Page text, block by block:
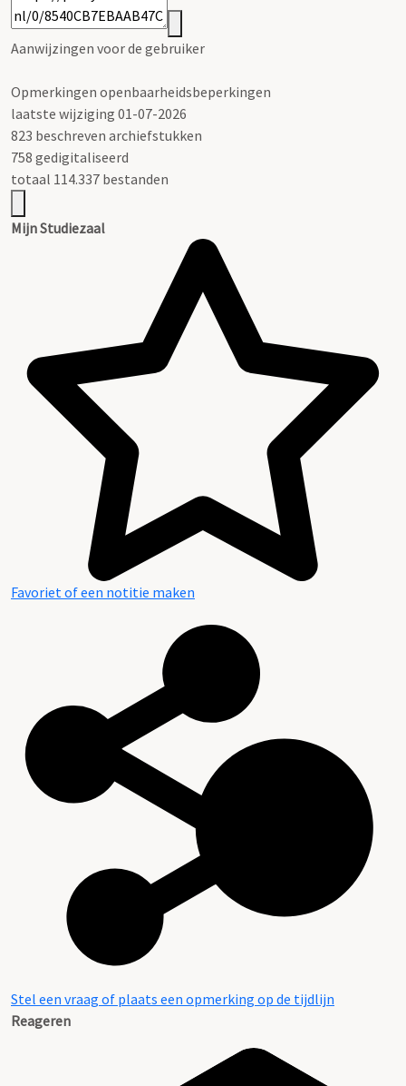
Aanwijzingen voor de gebruiker
Opmerkingen openbaarheidsbeperkingen
laatste wijziging 01-07-2026
823 beschreven archiefstukken
758 gedigitaliseerd
totaal 114.337 bestanden
Mijn Studiezaal
Favoriet of een notitie maken
Stel een vraag of plaats een opmerking op de tijdlijn
Reageren